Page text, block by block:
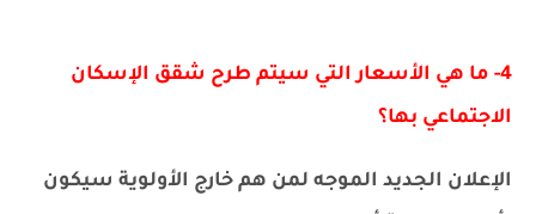
4- ما هي الأسعار التي سيتم طرح شقق الإسكان
الاجتماعي بها؟
الإعلان الجديد الموجه لمن هم خارج الأولوية سيكون